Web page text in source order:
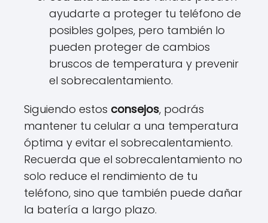
ayudarte a proteger tu teléfono de
posibles golpes, pero también lo
pueden proteger de cambios
bruscos de temperatura y prevenir
el sobrecalentamiento.
Siguiendo estos consejos, podrás
mantener tu celular a una temperatura
óptima y evitar el sobrecalentamiento.
Recuerda que el sobrecalentamiento no
solo reduce el rendimiento de tu
teléfono, sino que también puede dañar
la batería a largo plazo.